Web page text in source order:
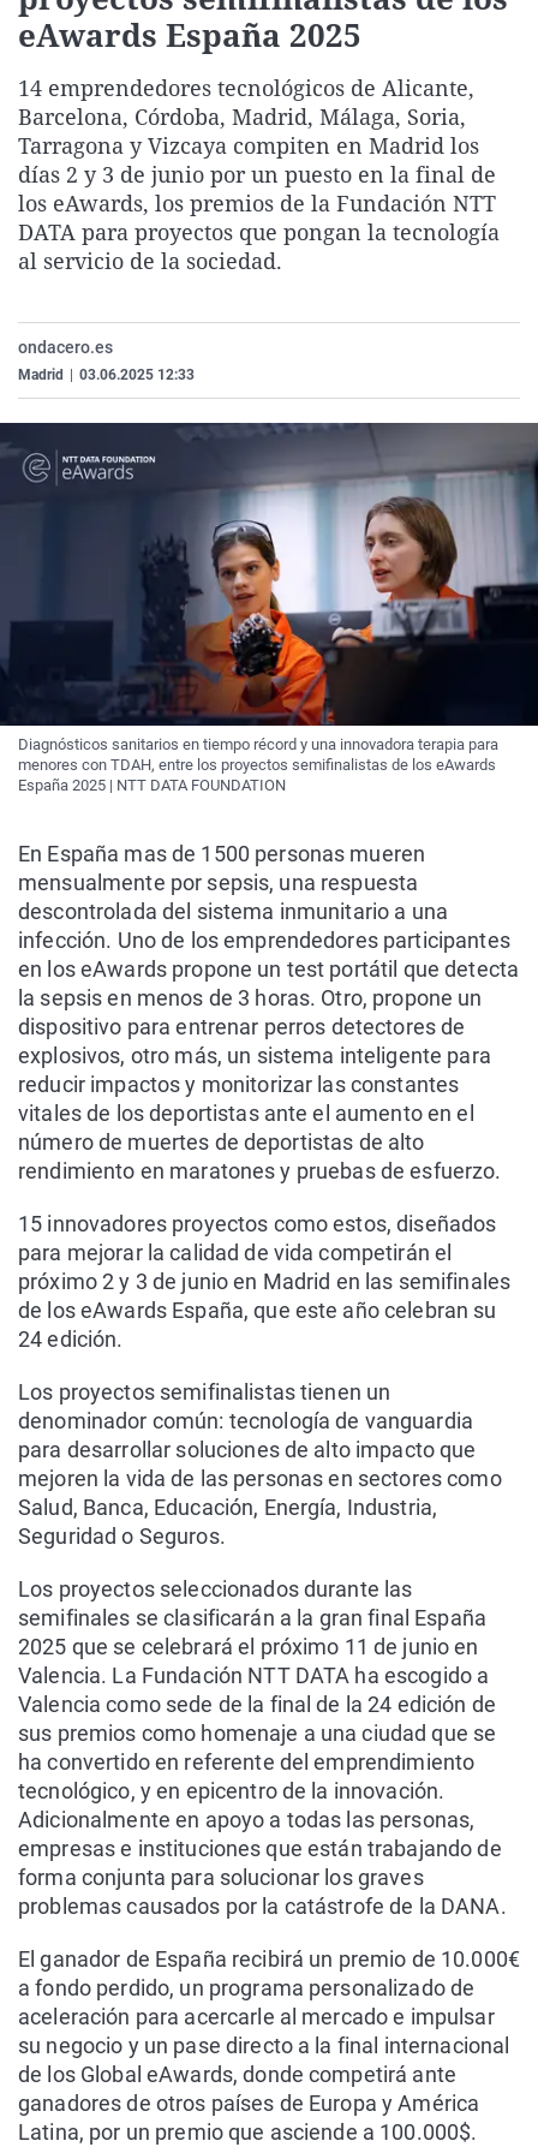
La rosa de los vientos
Como el perro y el
Caso
Equipo de
Operación Viuda
Extremadura
La Rioja
Navarra
País Vasco
Virales
Elecciones
eAwards España 2025
14 emprendedores tecnológicos de Alicante,
Barcelona, Córdoba, Madrid, Málaga, Soria,
Tarragona y Vizcaya compiten en Madrid los
días 2 y 3 de junio por un puesto en la final de
los eAwards, los premios de la Fundación NTT
DATA para proyectos que pongan la tecnología
al servicio de la sociedad.
ondacero.es
Madrid 03.06.2025 12:33
Diagnósticos sanitarios en tiempo récord y una innovadora terapia para
menores con TDAH, entre los proyectos semifinalistas de los eAwards
España 2025 | NTT DATA FOUNDATION
En España mas de 1500 personas mueren
mensualmente por sepsis, una respuesta
descontrolada del sistema inmunitario a una
infección. Uno de los emprendedores participantes
en los eAwards propone un test portátil que detecta
la sepsis en menos de 3 horas. Otro, propone un
dispositivo para entrenar perros detectores de
explosivos, otro más, un sistema inteligente para
reducir impactos y monitorizar las constantes
vitales de los deportistas ante el aumento en el
número de muertes de deportistas de alto
rendimiento en maratones y pruebas de esfuerzo.
15 innovadores proyectos como estos, diseñados
para mejorar la calidad de vida competirán el
próximo 2 y 3 de junio en Madrid en las semifinales
de los eAwards España, que este año celebran su
24 edición.
Los proyectos semifinalistas tienen un
denominador común: tecnología de vanguardia
para desarrollar soluciones de alto impacto que
mejoren la vida de las personas en sectores como
Salud, Banca, Educación, Energía, Industria,
Seguridad o Seguros.
Los proyectos seleccionados durante las
semifinales se clasificarán a la gran final España
2025 que se celebrará el próximo 11 de junio en
Valencia. La Fundación NTT DATA ha escogido a
Valencia como sede de la final de la 24 edición de
sus premios como homenaje a una ciudad que se
ha convertido en referente del emprendimiento
tecnológico, y en epicentro de la innovación.
Adicionalmente en apoyo a todas las personas,
empresas e instituciones que están trabajando de
forma conjunta para solucionar los graves
problemas causados por la catástrofe de la DANA.
El ganador de España recibirá un premio de 10.000€
a fondo perdido, un programa personalizado de
aceleración para acercarle al mercado e impulsar
su negocio y un pase directo a la final internacional
de los Global eAwards, donde competirá ante
ganadores de otros países de Europa y América
Latina, por un premio que asciende a 100.000$.